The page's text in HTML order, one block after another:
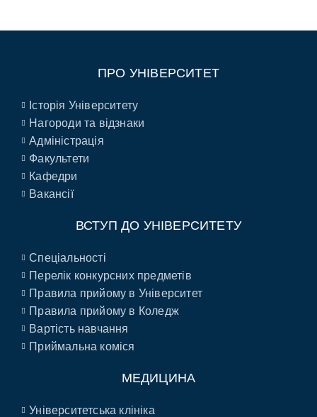
ПРО УНІВЕРСИТЕТ
Історія Університету
Нагороди та відзнаки
Адміністрація
Факультети
Кафедри
Вакансії
ВСТУП ДО УНІВЕРСИТЕТУ
Спеціальності
Перелік конкурсних предметів
Правила прийому в Університет
Правила прийому в Коледж
Вартість навчання
Приймальна коміся
МЕДИЦИНА
Університетська клініка